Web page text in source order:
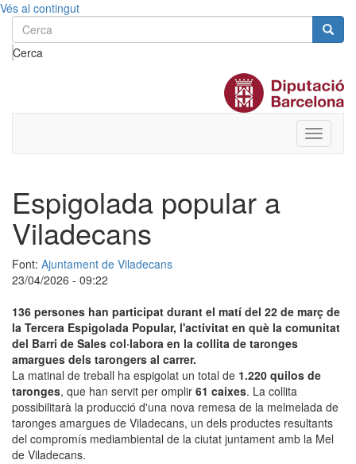
Vés al contingut
Cerca
Toggle
menu
Espigolada popular a
Viladecans
Font: Ajuntament de Viladecans
23/04/2026 - 09:22
136 persones han participat durant el matí del 22 de març de
la Tercera Espigolada Popular, l'activitat en què la comunitat
del Barri de Sales col·labora en la collita de taronges
amargues dels tarongers al carrer.
La matinal de treball ha espigolat un total de 1.220 quilos de
taronges, que han servit per omplir 61 caixes. La collita
possibilitarà la producció d'una nova remesa de la melmelada de
taronges amargues de Viladecans, un dels productes resultants
del compromís mediambiental de la ciutat juntament amb la Mel
de Viladecans.